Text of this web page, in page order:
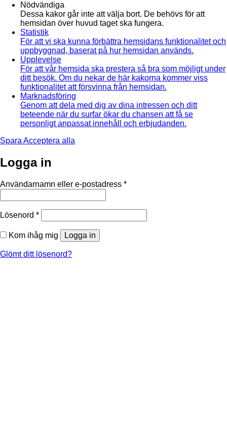
Nödvändiga
Dessa kakor går inte att välja bort. De behövs för att
hemsidan över huvud taget ska fungera.
Statistik
För att vi ska kunna förbättra hemsidans funktionalitet och
uppbyggnad, baserat på hur hemsidan används.
Upplevelse
För att vår hemsida ska prestera så bra som möjligt under
ditt besök. Om du nekar de här kakorna kommer viss
funktionalitet att försvinna från hemsidan.
Marknadsföring
Genom att dela med dig av dina intressen och ditt
beteende när du surfar ökar du chansen att få se
personligt anpassat innehåll och erbjudanden.
Spara Acceptera alla
Logga in
Användarnamn eller e-postadress *Obligatoriskt
Lösenord *Obligatoriskt
Kom ihåg mig Logga in
Glömt ditt lösenord?